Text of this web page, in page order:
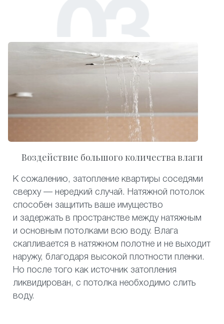
Воздействие большого количества влаги
К сожалению, затопление квартиры соседями
сверху — нередкий случай. Натяжной потолок
способен защитить ваше имущество
и задержать в пространстве между натяжным
и основным потолками всю воду. Влага
скапливается в натяжном полотне и не выходит
наружу, благодаря высокой плотности пленки.
Но после того как источник затопления
ликвидирован, с потолка необходимо слить
воду.